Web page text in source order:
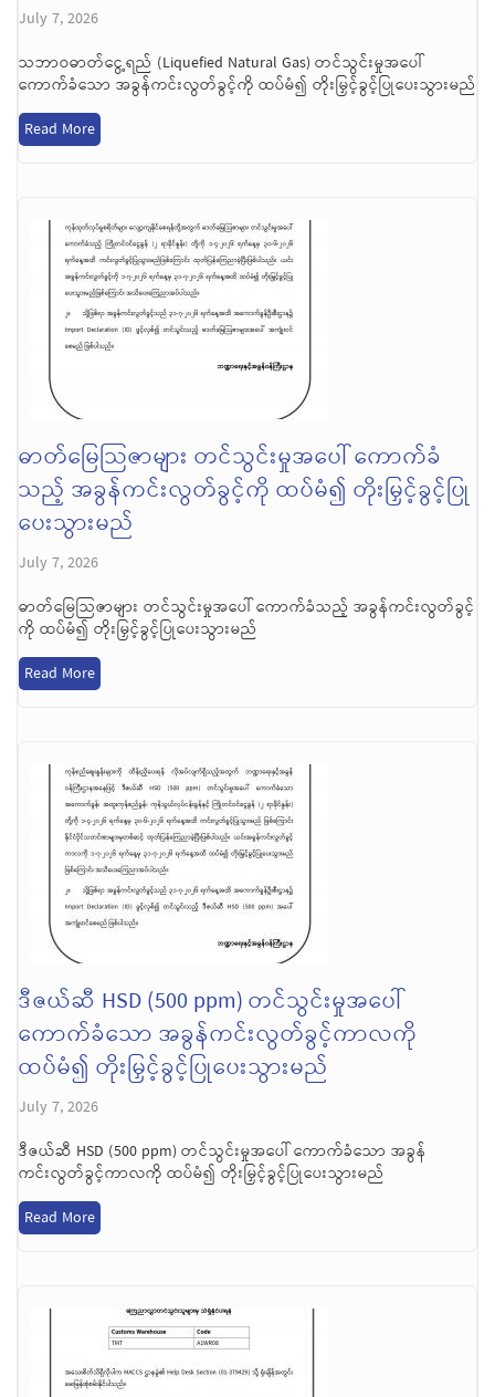
July 7, 2026
သဘာဝဓာတ်ငွေ့ရည် (Liquefied Natural Gas) တင်သွင်းမှုအပေါ်
ကောက်ခံသော အခွန်ကင်းလွတ်ခွင့်ကို ထပ်မံ၍ တိုးမြှင့်ခွင့်ပြုပေးသွားမည်
Read More
ဓာတ်မြေသြဇာများ တင်သွင်းမှုအပေါ် ကောက်ခံ
သည့် အခွန်ကင်းလွတ်ခွင့်ကို ထပ်မံ၍ တိုးမြှင့်ခွင့်ပြု
ပေးသွားမည်
July 7, 2026
ဓာတ်မြေသြဇာများ တင်သွင်းမှုအပေါ် ကောက်ခံသည့် အခွန်ကင်းလွတ်ခွင့်
ကို ထပ်မံ၍ တိုးမြှင့်ခွင့်ပြုပေးသွားမည်
Read More
ဒီဇယ်ဆီ HSD (500 ppm) တင်သွင်းမှုအပေါ်
ကောက်ခံသော အခွန်ကင်းလွတ်ခွင့်ကာလကို
ထပ်မံ၍ တိုးမြှင့်ခွင့်ပြုပေးသွားမည်
July 7, 2026
ဒီဇယ်ဆီ HSD (500 ppm) တင်သွင်းမှုအပေါ် ကောက်ခံသော အခွန်
ကင်းလွတ်ခွင့်ကာလကို ထပ်မံ၍ တိုးမြှင့်ခွင့်ပြုပေးသွားမည်
Read More